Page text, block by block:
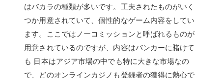
はバカラの種類が多いです。工夫されたものがいく
つか用意されていて、個性的なゲーム内容をしてい
ます。ここではノーコミッションと呼ばれるものが
用意されているのですが、内容はバンカーに賭けて
も 日本はアジア市場の中でも特に大きな市場なの
で、どのオンラインカジノも登録者の獲得に熱心で